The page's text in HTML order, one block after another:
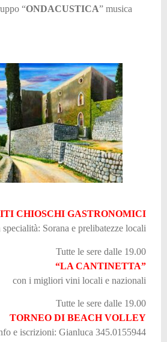
“ONDACUSTICA” musica
CHIOSCHI GASTRONOMICI
specialità: Sorana e prelibatezze locali
Tutte le sere dalle 19.00
“LA CANTINETTA”
con i migliori vini locali e nazionali
Tutte le sere dalle 19.00
TORNEO DI BEACH VOLLEY
e iscrizioni: Gianluca 345.0155944